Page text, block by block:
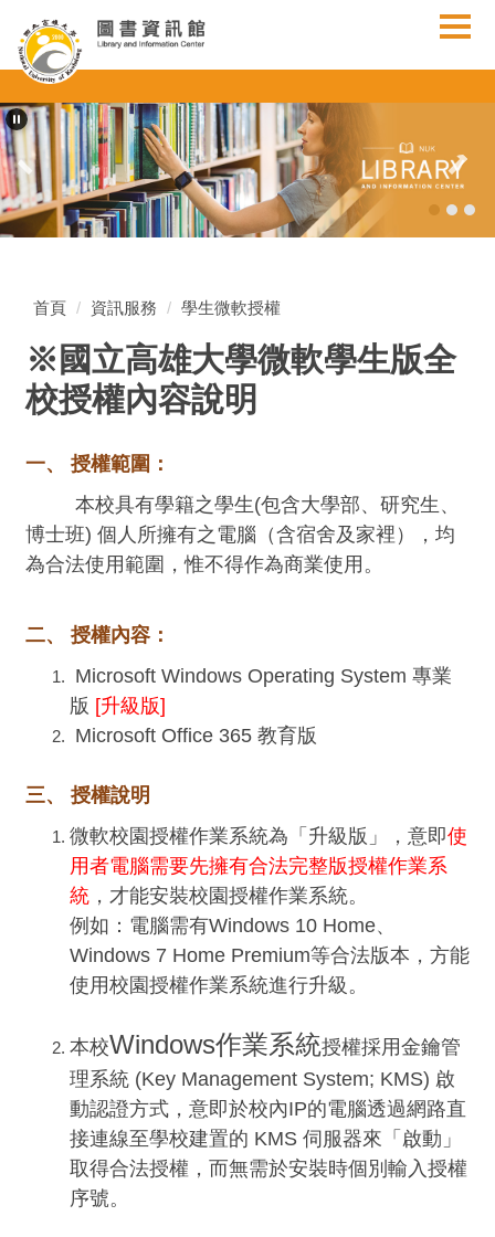
到
主
內
容
區
首頁 資訊服務 學生微軟授權
※國立高雄大學微軟學生版全
校授權內容說明
一、 授權範圍：
本校具有學籍之學生(包含大學部、研究生、
博士班) 個人所擁有之電腦（含宿舍及家裡），均
為合法使用範圍，惟不得作為商業使用。
二、 授權內容：
Microsoft Windows Operating System 專業
版 [升級版]
Microsoft Office 365 教育版
三、 授權說明
微軟校園授權作業系統為「升級版」，意即使
用者電腦需要先擁有合法完整版授權作業系
統，才能安裝校園授權作業系統。
例如：電腦需有Windows 10 Home、
Windows 7 Home Premium等合法版本，方能
使用校園授權作業系統進行升級。
本校Windows作業系統授權採用金鑰管
理系統 (Key Management System; KMS) 啟
動認證方式，意即於校內IP的電腦透過網路直
接連線至學校建置的 KMS 伺服器來「啟動」
取得合法授權，而無需於安裝時個別輸入授權
序號。